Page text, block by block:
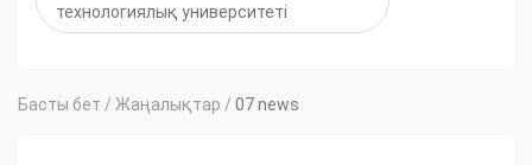
технологиялық университеті
Басты бет / Жаңалықтар / 07 news